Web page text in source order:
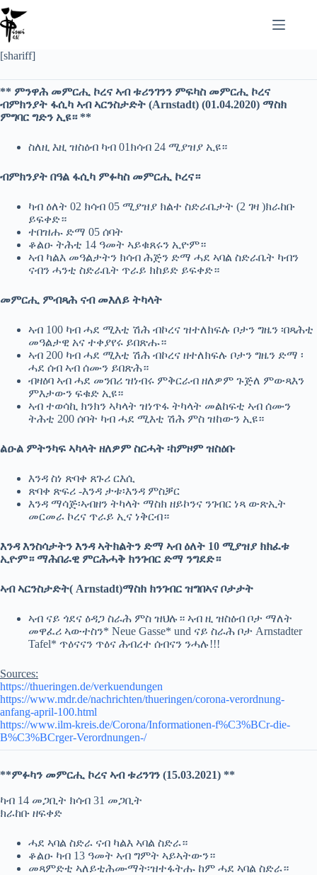
Zum
Inhalt
springen
[shariff]
** ምንዋሕ መምርሒ ኮረና ኣብ ቱሪንገንን ምፍካስ መምርሒ ኮረና
ብምክንያት ፋሲካ ኣብ ኣርንስታድት (Arnstadt) (01.04.2020) ማስክ
ምግባር ግድን ኢዩ። **
ስለዚ እዚ ዝስዕብ ካብ 01ክሳብ 24 ሚያዝያ ኢዩ።
ብምክንያት በዓል ፋሲካ ምፉካስ መምርሒ ኮረና።
ካብ ዕለት 02 ክሳብ 05 ሚያዝያ ክልተ ስድራቤታት (2 ገዛ )ክራከቡ
ይፍቀድ።
ተበዝሑ ድማ 05 ሰባት
ቆልዑ ትሕቲ 14 ዓመት ኣይቁጸሩን ኢዮም።
ኣብ ካልእ መዓልታትን ክሳብ ሕጅን ድማ ሓደ ኣባል ስድራቤት ካብን
ናብን ሓንቲ ስድራቤት ጥራይ ክከይድ ይፍቀድ።
መምርሒ ምብጻሕ ናብ መእለይ ትካላት
ኣብ 100 ካብ ሓደ ሚእቲ ሽሕ ብኮረና ዝተለክፍሉ ቦታን ግዜን ፡በጻሕቲ
መዓልታዊ አና ተቀያየሩ ይበጽሑ።
ኣብ 200 ካብ ሓደ ሚእቲ ሽሕ ብኮረና ዘተለክፍሉ ቦታን ግዜን ድማ ፡
ሓደ ሰብ ኣብ ሰሙን ይበጽሕ።
ብዛዕባ ኣብ ሓደ መንበሪ ዝነብሩ ምቅርራብ ዘለዎም ጉጅለ ምውጻእን
ምእታውን ፍቁድ ኢዩ።
ኣብ ተወሳኪ ክንክን ኣካላት ዝነጥፋ ትካላት መልከፍቲ ኣብ ሰሙን
ትሕቲ 200 ሰባት ካብ ሓደ ሚእቲ ሽሕ ምስ ዝከውን ኢዩ።
ልዑል ምትንካፍ ኣካላት ዘለዎም ስርሓት ፡ከምዞም ዝስዕቡ
እንዳ ስነ ጽባቀ ጸጉሪ ርእሲ
ጽባቀ ጽፍሪ -እንዳ ታቱ፡እንዳ ምስቓር
እንዳ ማሳጅ፡ኣብዘን ትካላት ማስክ ዘይኮንና ንገብር ነጻ ውጽኢት
መርመራ ኮረና ጥራይ ኢና ነቅርብ።
እንዳ እንስሳታትን እንዳ ኣትክልትን ድማ ኣብ ዕለት 10 ሚያዝያ ክክፈቱ
ኢዮም። ማሕበራዊ ምርሕሓቅ ክንገብር ድማ ንግደድ።
ኣብ ኣርንስታድት( Arnstadt)ማስክ ክንገብር ዝግበኣና ቦታታት
ኣብ ናይ ጎደና ዕዳጋ ስራሕ ምስ ዝህሉ። ኣብ ዚ ዝስዕብ ቦታ ማለት
መዋፈሪ ኣውተስን* Neue Gasse* und ናይ ስራሕ ቦታ Arnstadter
Tafel* ጥዕናናን ጥዕና ሕብረተ ሰብናን ንሓሉ!!!
Sources:
https://thueringen.de/verkuendungen
https://www.mdr.de/nachrichten/thueringen/corona-verordnung-
anfang-april-100.html
https://www.ilm-kreis.de/Corona/Informationen-f%C3%BCr-die-
B%C3%BCrger-Verordnungen-/
**ምፉካን መምርሒ ኮረና ኣብ ቱሪንገን (15.03.2021) **
ካብ 14 መጋቢት ክሳብ 31 መጋቢት
ክራከቡ ዘፍቀድ
ሓደ ኣባል ስድራ ናብ ካልእ ኣባል ስድራ።
ቆልዑ ካብ 13 ዓመት ኣብ ግምት ኣይኣትውን።
መጻምድቲ ኣለይቲሕሙማት፡ዝተፋትሑ ከም ሓደ ኣባል ስድራ።